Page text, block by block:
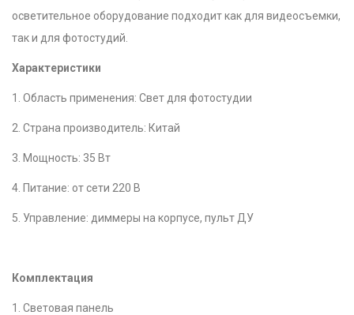
осветительное оборудование подходит как для видеосъемки,
так и для фотостудий.
Характеристики
1. Область применения: Свет для фотостудии
2. Страна производитель: Китай
3. Мощность: 35 Вт
4. Питание: от сети 220 В
5. Управление: диммеры на корпусе, пульт ДУ
Комплектация
1. Световая панель